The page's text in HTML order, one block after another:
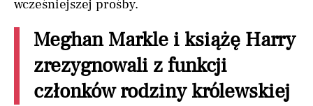
wcześniejszej prośby.
Meghan Markle i książę Harry
zrezygnowali z funkcji
członków rodziny królewskiej